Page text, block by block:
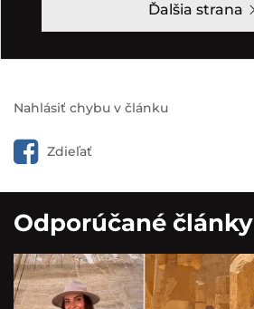
Ďalšia strana
Nahlásiť chybu v článku
Zdieľať
Odporúčané články